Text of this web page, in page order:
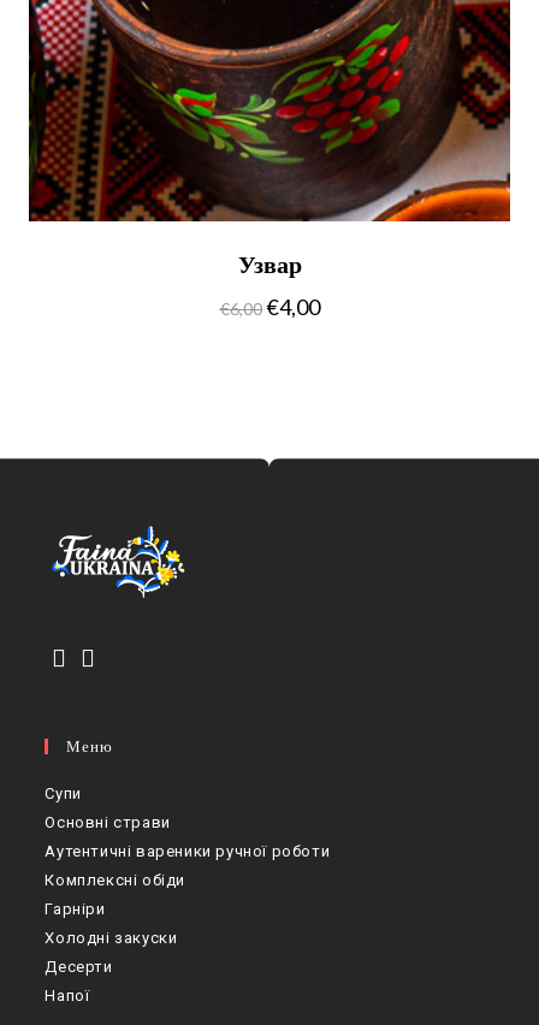
Узвар
€6,00 €4,00
Меню
Супи
Основні страви
Аутентичні вареники ручної роботи
Комплексні обіди
Гарніри
Холодні закуски
Десерти
Напої